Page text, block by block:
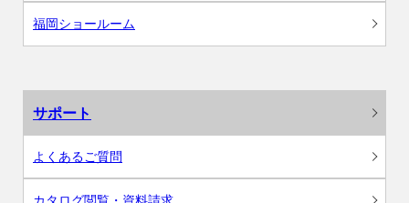
福岡ショールーム
サポート
よくあるご質問
カタログ閲覧・資料請求